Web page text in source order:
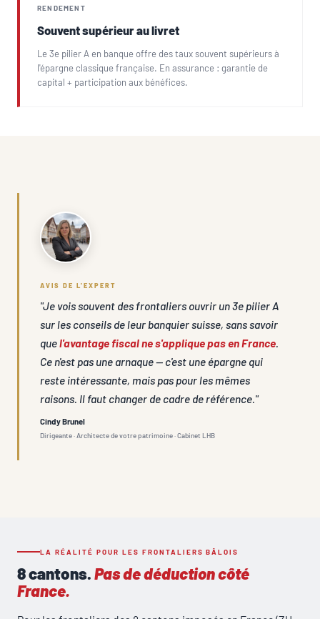
RENDEMENT
Souvent supérieur au livret
Le 3e pilier A en banque offre des taux souvent supérieurs à
l'épargne classique française. En assurance : garantie de
capital + participation aux bénéfices.
AVIS DE L'EXPERT
"Je vois souvent des frontaliers ouvrir un 3e pilier A
sur les conseils de leur banquier suisse, sans savoir
quel'avantage fiscal ne s'applique pas en France.
Ce n'est pas une arnaque — c'est une épargne qui
reste intéressante, mais pas pour les mêmes
raisons. Il faut changer de cadre de référence."
Cindy Brunel
Dirigeante · Architecte de votre patrimoine · Cabinet LHB
LA RÉALITÉ POUR LES FRONTALIERS BÂLOIS
8 cantons.Pas de déduction côté
France.